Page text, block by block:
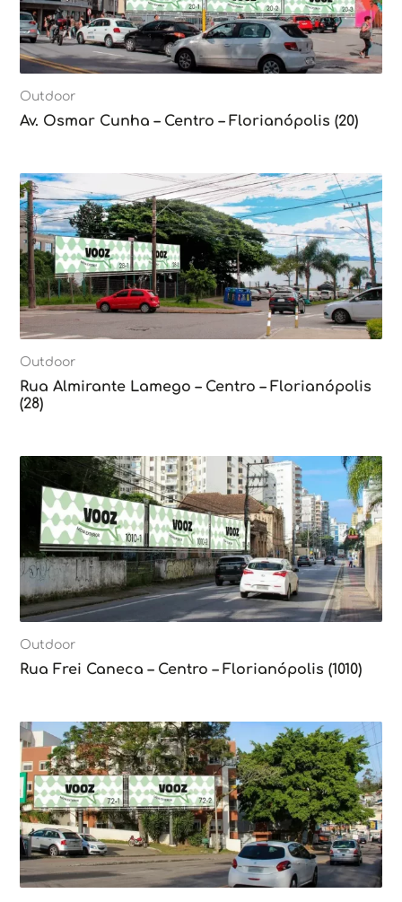
Outdoor
Av. Osmar Cunha – Centro – Florianópolis (20)
Outdoor
Rua Almirante Lamego – Centro – Florianópolis
(28)
Outdoor
Rua Frei Caneca – Centro – Florianópolis (1010)